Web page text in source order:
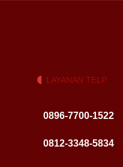
LAYANAN TELP
0896-7700-1522
0812-3348-5834